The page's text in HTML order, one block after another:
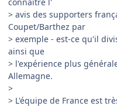
> avis des supporters
Coupet/Barthez par
> exemple - est-ce qu'il
ainsi que
> l'expérience plus
Allemagne.
>
> L'équipe de France est